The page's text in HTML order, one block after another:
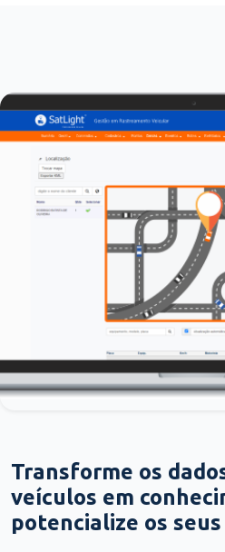
Transforme os
veículos em
potencialize os